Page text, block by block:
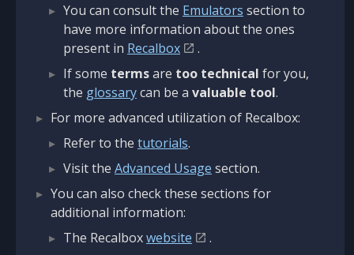
You can consult the Emulators section to
have more information about the ones
present in Recalbox
.
If some termsare too technical for you,
the glossarycan be a valuable tool.
For more advanced utilization of Recalbox:
Refer to the tutorials.
Visit the Advanced Usage section.
You can also check these sections for
additional information:
The Recalboxwebsite
.